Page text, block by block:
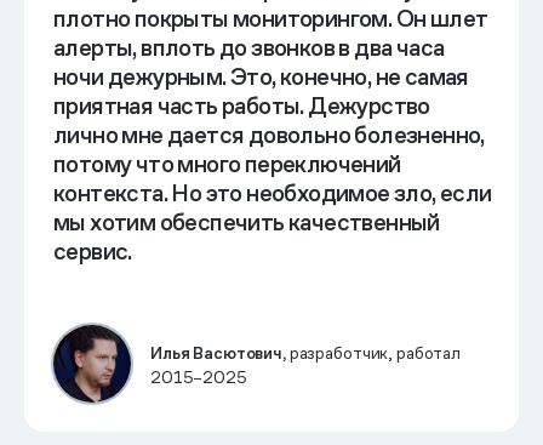
Метрики и алерты
плотно покрыты мониторингом. Он шлет
алерты, вплоть до звонков в два часа
ночи дежурным. Это, конечно, не самая
приятная часть работы. Дежурство
лично мне дается довольно болезненно,
потому что много переключений
контекста. Но это необходимое зло, если
мы хотим обеспечить качественный
сервис.
Илья Васютович,разработчик, работал
2015–2025